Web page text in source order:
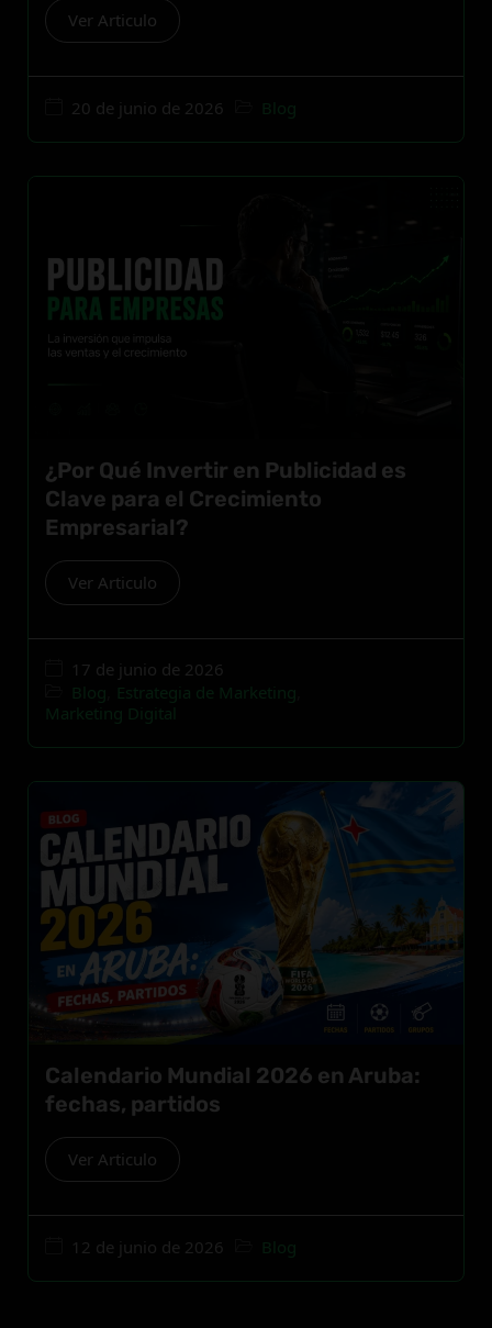
20 de junio de 2026 Blog
Ver Articulo
¿Por Qué Invertir en Publicidad es
Clave para el Crecimiento
Empresarial?
17 de junio de 2026
Blog Estrategia de Marketing
Marketing Digital
Ver Articulo
Calendario Mundial 2026 en Aruba:
fechas, partidos
12 de junio de 2026 Blog
Ver Articulo